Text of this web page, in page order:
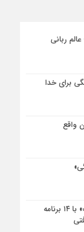
ربانی
برای خدا
واقع
آغاز «مدرسه تابستانی تهذیب» با ۱۴ برنامه